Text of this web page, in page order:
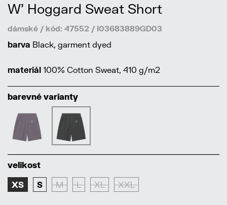
W' Hoggard Sweat Short
dámské / kód: 47552 / I03683889GD03
barva Black, garment dyed
materiál 100% Cotton Sweat, 410 g/m2
barevné varianty
velikost
XS S M L XL XXL